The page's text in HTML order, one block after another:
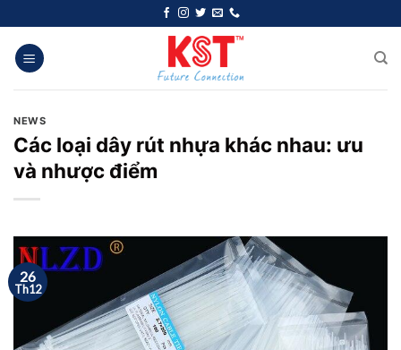
đến
nội
dung
NEWS
Các loại dây rút nhựa khác nhau: ưu
và nhược điểm
26
Th12